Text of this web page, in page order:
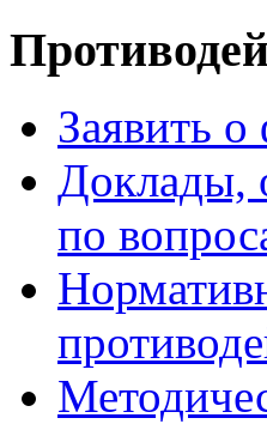
Заявить
Доклады,
по